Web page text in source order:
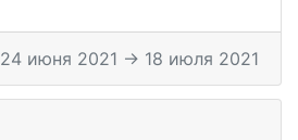
24 июня 2021 → 18 июля 2021